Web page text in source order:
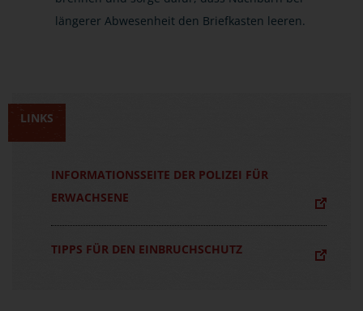
längerer Abwesenheit den Briefkasten leeren.
LINKS
INFORMATIONSSEITE DER POLIZEI FÜR
ERWACHSENE
TIPPS FÜR DEN EINBRUCHSCHUTZ